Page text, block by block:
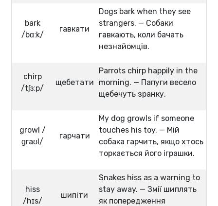
bark
/bɑːk/
гавкати
Dogs bark when they see
strangers. — Собаки
гавкають, коли бачать
незнайомців.
chirp
/tʃɜːp/
щебетати
Parrots chirp happily in the
morning. — Папуги весело
щебечуть зранку.
growl /
ɡraʊl/
гарчати
My dog growls if someone
touches his toy. — Мій
собака гарчить, якщо хтось
торкається його іграшки.
hiss
/hɪs/
шипіти
Snakes hiss as a warning to
stay away. — Змії шиплять
як попередження